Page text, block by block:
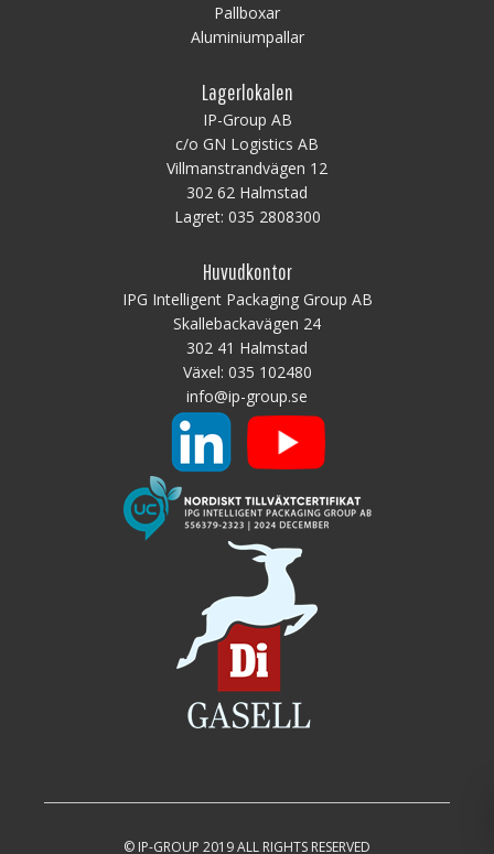
Pallboxar
Aluminiumpallar
Lagerlokalen
IP-Group AB
c/o GN Logistics AB
Villmanstrandvägen 12
302 62 Halmstad
Lagret: 035 2808300
Huvudkontor
IPG Intelligent Packaging Group AB
Skallebackavägen 24
302 41 Halmstad
Växel: 035 102480
info@ip-group.se
© IP-GROUP 2019 ALL RIGHTS RESERVED